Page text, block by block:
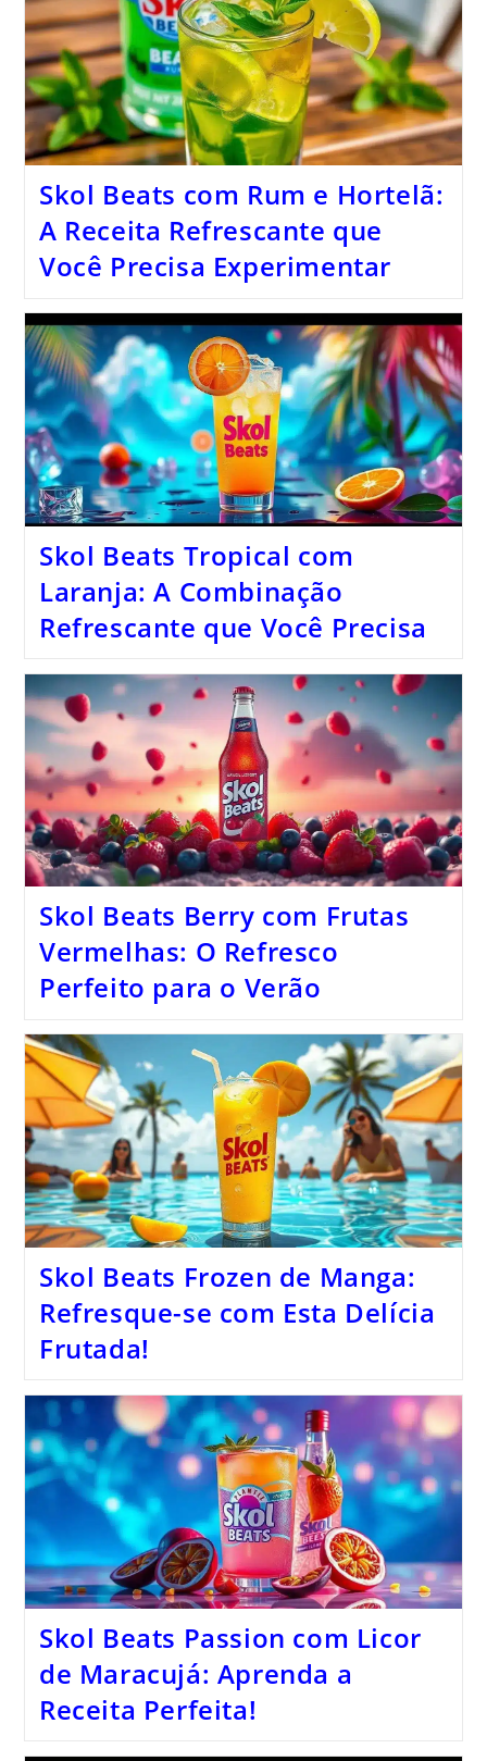
Skol Beats com Rum e Hortelã:
A Receita Refrescante que
Você Precisa Experimentar
Skol Beats Tropical com
Laranja: A Combinação
Refrescante que Você Precisa
Skol Beats Berry com Frutas
Vermelhas: O Refresco
Perfeito para o Verão
Skol Beats Frozen de Manga:
Refresque-se com Esta Delícia
Frutada!
Skol Beats Passion com Licor
de Maracujá: Aprenda a
Receita Perfeita!